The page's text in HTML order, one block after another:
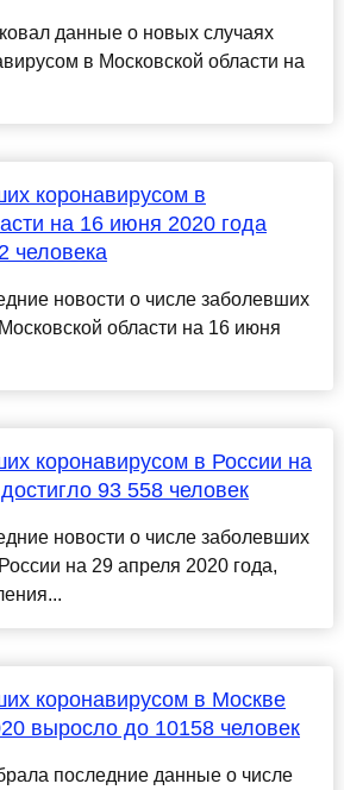
данные о новых случаях
в Московской области на
коронавирусом в
на 16 июня 2020 года
человека
новости о числе заболевших
области на 16 июня
коронавирусом в России на
93 558 человек
новости о числе заболевших
на 29 апреля 2020 года,
коронавирусом в Москве
выросло до 10158 человек
последние данные о числе